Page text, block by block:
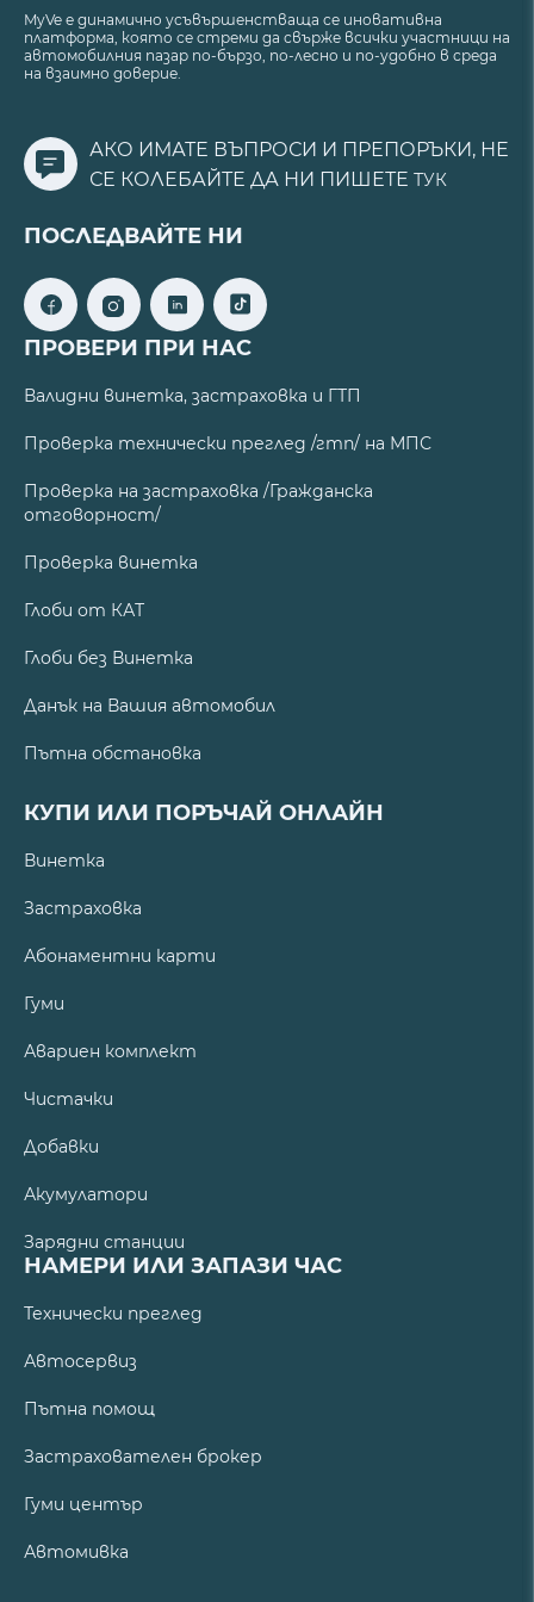
MyVe е динамично усъвършенстваща се иновативна
платформа, която се стреми да свърже всички участници на
автомобилния пазар по-бързо, по-лесно и по-удобно в среда
на взаимно доверие.
АКО ИМАТЕ ВЪПРОСИ И ПРЕПОРЪКИ, НЕ
СЕ КОЛЕБАЙТЕ ДА НИ ПИШЕТЕ ТУК
ПОСЛЕДВАЙТЕ НИ
ПРОВЕРИ ПРИ НАС
Валидни винетка, застраховка и ГТП
Проверка технически преглед /гтп/ на МПС
Проверка на застраховка /Гражданска
отговорност/
Проверка винетка
Глоби от КАТ
Глоби без Винетка
Данък на Вашия автомобил
Пътна обстановка
КУПИ ИЛИ ПОРЪЧАЙ ОНЛАЙН
Винетка
Застраховка
Абонаментни карти
Гуми
Авариен комплект
Чистачки
Добавки
Акумулатори
Зарядни станции
НАМЕРИ ИЛИ ЗАПАЗИ ЧАС
Технически преглед
Автосервиз
Пътна помощ
Застрахователен брокер
Гуми център
Автомивка